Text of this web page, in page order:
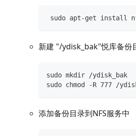
sudo apt-get install
新建 "/ydisk_bak"悦库备份
sudo mkdir /ydisk_bak
sudo chmod -R 777 /
添加备份目录到NFS服务中